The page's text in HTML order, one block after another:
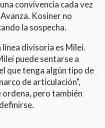
convivencia cada vez
Kosiner no
la sospecha.
línea divisoria es Milei.
puede sentarse a
que tenga algún tipo de
de articulación",
ordena, pero también